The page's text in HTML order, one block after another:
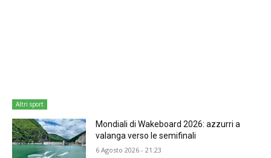
Altri sport
Mondiali di Wakeboard 2026: azzurri a
valanga verso le semifinali
6 Agosto 2026 - 21:23